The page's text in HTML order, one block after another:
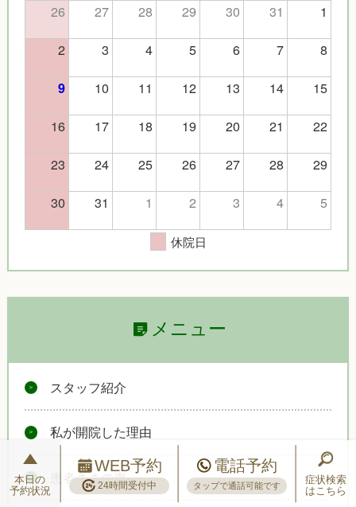
26 27 28 29 30 31
1
2
3 4 5 6 7 8
9 10 11 12 13 14
15
16
17 18 19 20 21
22
23
24 25 26 27 28
29
30
31 1 2 3 4 5
休院日
メニュー
スタッフ紹介
私が開院した理由
患者さまの声
本日の
予約状況
WEB予約
24時間受付中
電話予約
タップで通話可能です
症状検索
はこちら